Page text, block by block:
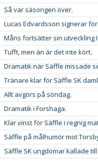
Så var säsongen över.
Lucas Edvardsson signerar
Måns fortsätter sin utveckling I
Tufft, men än är det inte kört.
Dramatik när Säffle missade
Tränare klar för Säffle SK
Allt avgörs på söndag.
Dramatik i Forshaga.
Klar vinst för Säffle i regnig
Säffle på målhumör mot
Säffle SK ungdomar kallade